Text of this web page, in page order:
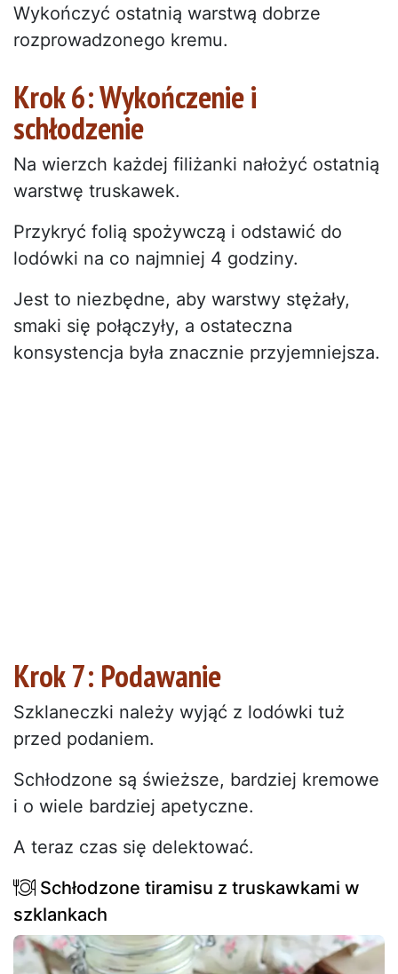
Wykończyć ostatnią warstwą dobrze
rozprowadzonego kremu.
Krok 6: Wykończenie i
schłodzenie
Na wierzch każdej filiżanki nałożyć ostatnią
warstwę truskawek.
Przykryć folią spożywczą i odstawić do
lodówki na co najmniej 4 godziny.
Jest to niezbędne, aby warstwy stężały,
smaki się połączyły, a ostateczna
konsystencja była znacznie przyjemniejsza.
Krok 7: Podawanie
Szklaneczki należy wyjąć z lodówki tuż
przed podaniem.
Schłodzone są świeższe, bardziej kremowe
i o wiele bardziej apetyczne.
A teraz czas się delektować.
Schłodzone tiramisu z truskawkami w
szklankach